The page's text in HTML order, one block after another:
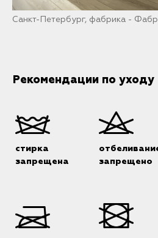
Санкт-Петербург, фабрика -
Рекомендации по уходу
стирка
запрещена
запрещено